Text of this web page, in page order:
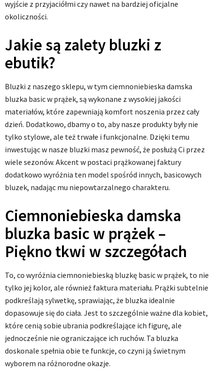
wyjście z przyjaciółmi czy nawet na bardziej oficjalne
okoliczności.
Jakie są zalety bluzki z
ebutik?
Bluzki z naszego sklepu, w tym ciemnoniebieska damska
bluzka basic w prążek, są wykonane z wysokiej jakości
materiałów, które zapewniają komfort noszenia przez cały
dzień. Dodatkowo, dbamy o to, aby nasze produkty były nie
tylko stylowe, ale też trwałe i funkcjonalne. Dzięki temu
inwestując w nasze bluzki masz pewność, że posłużą Ci przez
wiele sezonów. Akcent w postaci prążkowanej faktury
dodatkowo wyróżnia ten model spośród innych, basicowych
bluzek, nadając mu niepowtarzalnego charakteru.
Ciemnoniebieska damska
bluzka basic w prążek –
Piękno tkwi w szczegółach
To, co wyróżnia ciemnoniebieską bluzkę basic w prążek, to nie
tylko jej kolor, ale również faktura materiału. Prążki subtelnie
podkreślają sylwetkę, sprawiając, że bluzka idealnie
dopasowuje się do ciała. Jest to szczególnie ważne dla kobiet,
które cenią sobie ubrania podkreślające ich figurę, ale
jednocześnie nie ograniczające ich ruchów. Ta bluzka
doskonale spełnia obie te funkcje, co czyni ją świetnym
wyborem na różnorodne okazje.